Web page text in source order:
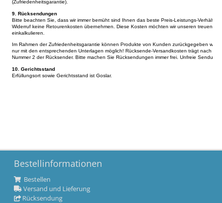
(Zufriedenheitsgarantie).
9. Rücksendungen
Bitte beachten Sie, dass wir immer bemüht sind Ihnen das beste Preis-Leistungs-
Widerruf keine Retourenkosten übernehmen. Diese Kosten möchten wir unseren treuen
einkalkulieren.
Im Rahmen der Zufriedenheitsgarantie können Produkte von Kunden zurückgegeben
nur mit den entsprechenden Unterlagen möglich! Rücksende-Versandkosten trägt nach
Nummer 2 der Rücksender. Bitte machen Sie Rücksendungen immer frei. Unfreie
10. Gerichtsstand
Erfüllungsort sowie Gerichtsstand ist Goslar.
Bestellinformationen
Bestellen
Versand und Lieferung
Rücksendung